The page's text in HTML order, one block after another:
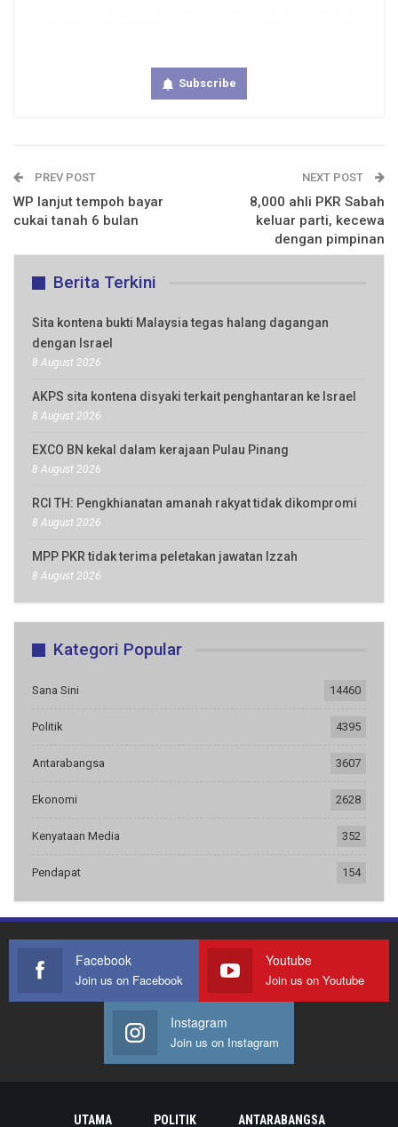
Subscribe
PREV POST
WP lanjut tempoh bayar
cukai tanah 6 bulan
NEXT POST
8,000 ahli PKR Sabah
keluar parti, kecewa
dengan pimpinan
Berita Terkini
Sita kontena bukti Malaysia tegas halang dagangan
dengan Israel
8 August 2026
AKPS sita kontena disyaki terkait penghantaran ke Israel
8 August 2026
EXCO BN kekal dalam kerajaan Pulau Pinang
8 August 2026
RCI TH: Pengkhianatan amanah rakyat tidak dikompromi
8 August 2026
MPP PKR tidak terima peletakan jawatan Izzah
8 August 2026
Kategori Popular
Sana Sini 14460
Politik 4395
Antarabangsa 3607
Ekonomi 2628
Kenyataan Media 352
Pendapat 154
Facebook
Join us on Facebook
Youtube
Join us on Youtube
Instagram
Join us on Instagram
UTAMA POLITIK ANTARABANGSA